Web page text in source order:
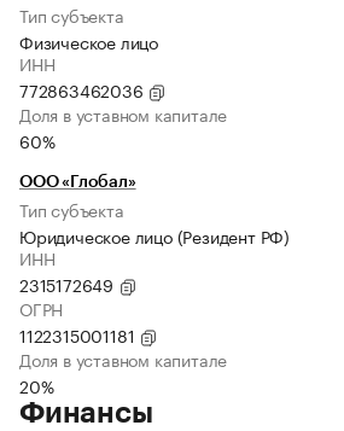
Тип субъекта
Физическое лицо
ИНН
772863462036
Доля в уставном капитале
60%
ООО «Глобал»
Тип субъекта
Юридическое лицо (Резидент РФ)
ИНН
2315172649
ОГРН
1122315001181
Доля в уставном капитале
20%
Финансы